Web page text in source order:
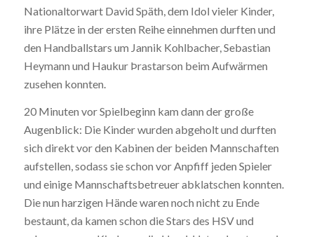
Nationaltorwart David Späth, dem Idol vieler Kinder,
ihre Plätze in der ersten Reihe einnehmen durften und
den Handballstars um Jannik Kohlbacher, Sebastian
Heymann und Haukur Þrastarson beim Aufwärmen
zusehen konnten.
20 Minuten vor Spielbeginn kam dann der große
Augenblick: Die Kinder wurden abgeholt und durften
sich direkt vor den Kabinen der beiden Mannschaften
aufstellen, sodass sie schon vor Anpfiff jeden Spieler
und einige Mannschaftsbetreuer abklatschen konnten.
Die nun harzigen Hände waren noch nicht zu Ende
bestaunt, da kamen schon die Stars des HSV und